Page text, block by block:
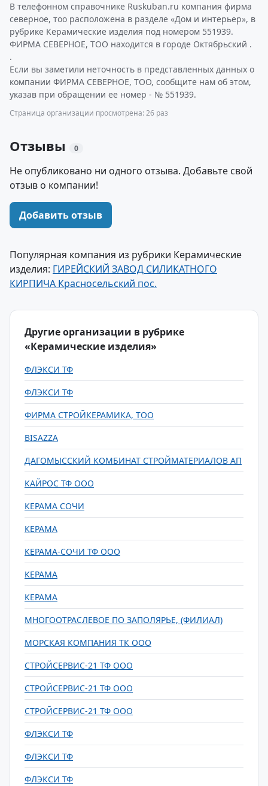
В телефонном справочнике Ruskuban.ru компания фирма
северное, тоо расположена в разделе «Дом и интерьер», в
рубрике Керамические изделия под номером 551939.
ФИРМА СЕВЕРНОЕ, ТОО находится в городе Октябрьский .
.
Если вы заметили неточность в представленных данных о
компании ФИРМА СЕВЕРНОЕ, ТОО, сообщите нам об этом,
указав при обращении ее номер - № 551939.
Страница организации просмотрена: 26 раз
Отзывы 0
Не опубликовано ни одного отзыва. Добавьте свой
отзыв о компании!
Добавить отзыв
Популярная компания из рубрики Керамические
изделия: ГИРЕЙСКИЙ ЗАВОД СИЛИКАТНОГО
КИРПИЧА Красносельский пос.
Другие организации в рубрике
«Керамические изделия»
ФЛЭКСИ ТФ
ФЛЭКСИ ТФ
ФИРМА СТРОЙКЕРАМИКА, ТОО
BISAZZA
ДАГОМЫССКИЙ КОМБИНАТ СТРОЙМАТЕРИАЛОВ АП
КАЙРОС ТФ ООО
КЕРАМА CОЧИ
КЕРАМА
КЕРАМА-СОЧИ ТФ ООО
КЕРАМА
КЕРАМА
МНОГООТРАСЛЕВОЕ ПО ЗАПОЛЯРЬЕ, (ФИЛИАЛ)
МОРСКАЯ КОМПАНИЯ ТК ООО
СТРОЙСЕРВИС-21 ТФ ООО
СТРОЙСЕРВИС-21 ТФ ООО
СТРОЙСЕРВИС-21 ТФ ООО
ФЛЭКСИ ТФ
ФЛЭКСИ ТФ
ФЛЭКСИ ТФ